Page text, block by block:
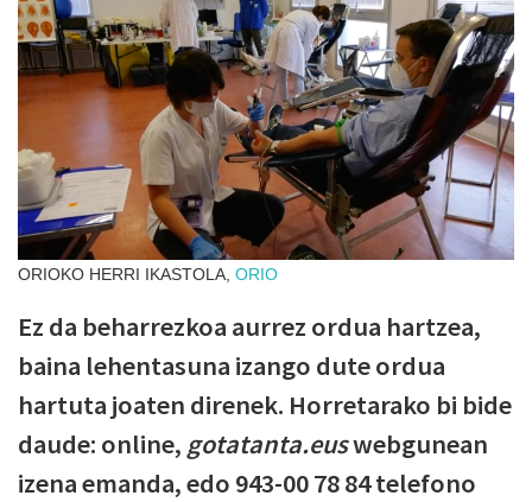
ORIOKO HERRI IKASTOLA, ORIO
Ez da beharrezkoa aurrez ordua hartzea,
baina lehentasuna izango dute ordua
hartuta joaten direnek. Horretarako bi bide
daude: online, gotatanta.euswebgunean
izena emanda, edo 943-00 78 84 telefono